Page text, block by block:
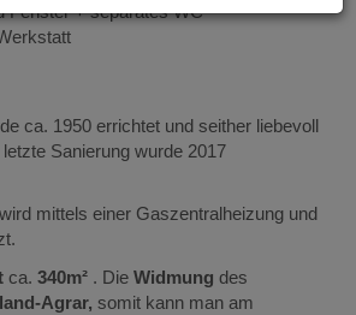
Fenster + separates WC
ca. 1950 errichtet und seither liebevoll
Sanierung wurde 2017
mittels einer Gaszentralheizung und
ca. 340m² . Die Widmung des
Agrar, somit kann man am